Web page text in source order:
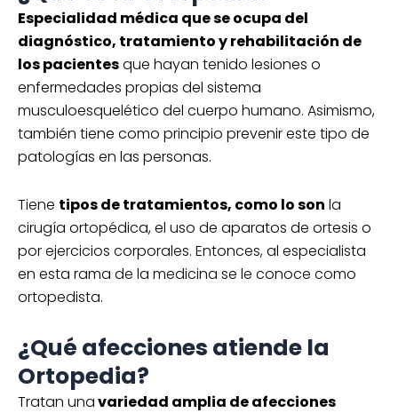
Especialidad médica que se ocupa del
diagnóstico, tratamiento y rehabilitación de
los pacientesque hayan tenido lesiones o
enfermedades propias del sistema
musculoesquelético del cuerpo humano. Asimismo,
también tiene como principio prevenir este tipo de
patologías en las personas.
Tiene tipos de tratamientos, como lo son la
cirugía ortopédica, el uso de aparatos de ortesis o
por ejercicios corporales. Entonces, al especialista
en esta rama de la medicina se le conoce como
ortopedista.
¿Qué afecciones atiende la
Ortopedia?
Tratan unavariedad amplia de afecciones